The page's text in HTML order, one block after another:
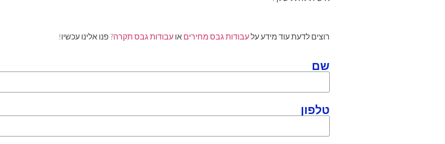
רוצים לדעת עוד מידע עלעבודות גבס מחירים או עבודות גבס תקרה? פנו אלינו עכשיו!
שם
טלפון